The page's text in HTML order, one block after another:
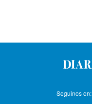
Seguinos en: